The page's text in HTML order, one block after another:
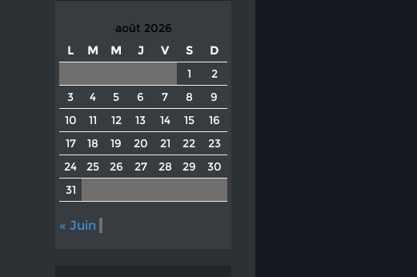
août 2026
L
M M J V S
D
1
2
3
4 5 6 7 8
9
10
11 12 13 14 15
16
17
18 19 20 21 22
23
24
25 26 27 28 29
30
31
« Juin